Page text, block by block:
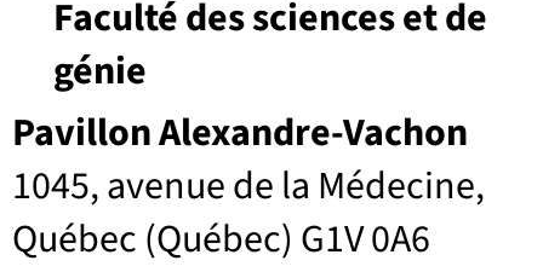
Pavillon Alexandre-Vachon
1045, avenue de la Médecine,
Québec (Québec) G1V 0A6
Faculté des sciences et de
génie